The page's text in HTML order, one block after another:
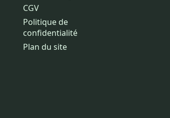
CGV
Politique de
confidentialité
Plan du site